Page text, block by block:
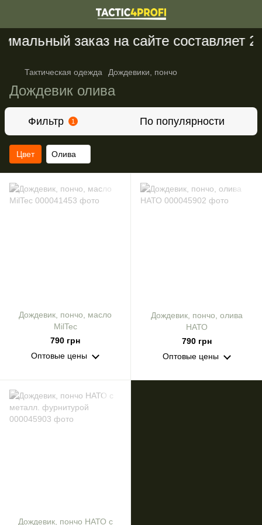
заказ на сайте составляет
Тактическая одежда Дождевики, пончо
Дождевик олива
Фильтр 1 По популярности
Цвет Олива
Дождевик, пончо, масло
MilTec
790 грн
Оптовые цены
Дождевик, пончо, олива
НАТО
790 грн
Оптовые цены
Дождевик, пончо НАТО с